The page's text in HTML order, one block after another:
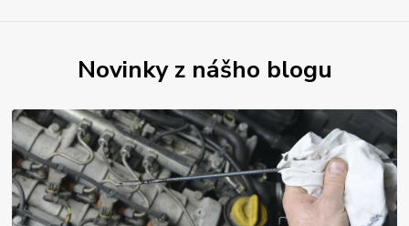
Novinky z nášho blogu